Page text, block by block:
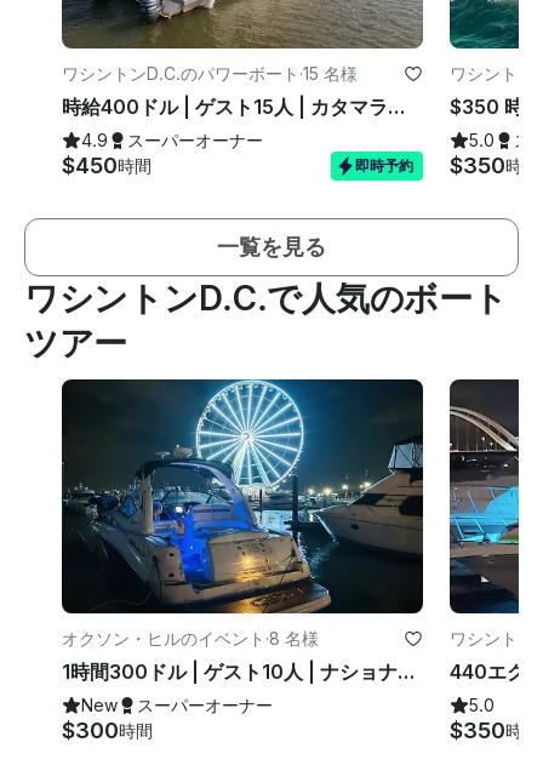
ワシントンD.C.のパワーボート ·15 名様
時給400ドル | ゲスト15人 | カタマラン | 2 フロア+グリル
4.9 スーパーオーナー
$450時間 即時予約
ワシントン
5.0 ス
$350時間
一覧を見る
ワシントンD.C.で人気のボート
ツアー
オクソン・ヒルのイベント ·8 名様
1時間300ドル | ゲスト10人 | ナショナルハーバー + 30分無料
New スーパーオーナー
$300時間
ワシントン
5.0
$350時間